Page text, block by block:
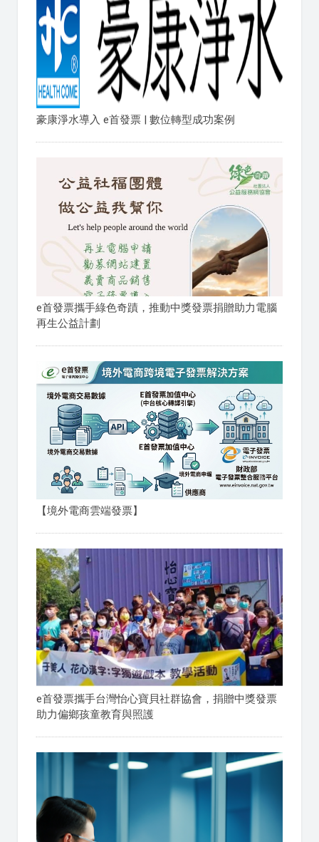
豪康淨水導入 e首發票 | 數位轉型成功案例
e首發票攜手綠色奇蹟，推動中獎發票捐贈助力電腦
再生公益計劃
【境外電商雲端發票】
e首發票攜手台灣怡心寶貝社群協會，捐贈中獎發票
助力偏鄉孩童教育與照護